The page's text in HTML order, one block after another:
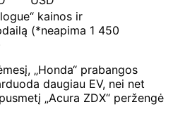
kainos ir
(*neapima 1 450
„Honda“ prabangos
daugiau EV, nei net
„Acura ZDX“ peržengė